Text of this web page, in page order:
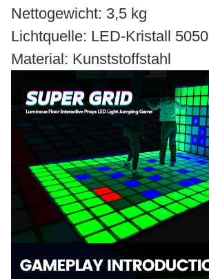
Nettogewicht: 3,5 kg
Lichtquelle: LED-Kristall 5050
Material: Kunststoffstahl